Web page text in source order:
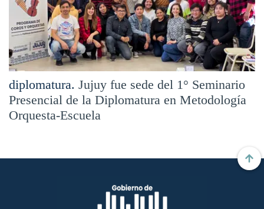
diplomatura. Jujuy fue sede del 1° Seminario
Presencial de la Diplomatura en Metodología
Orquesta-Escuela